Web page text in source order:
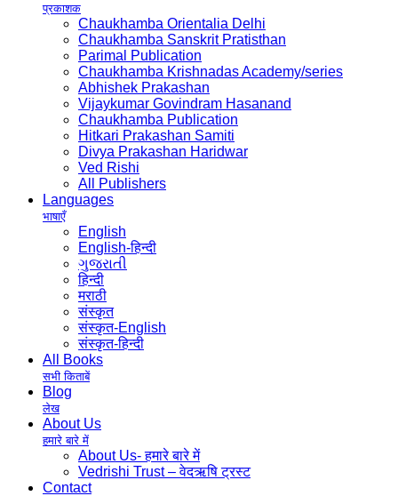
प्रकाशक
Chaukhamba Orientalia Delhi
Chaukhamba Sanskrit Pratisthan
Parimal Publication
Chaukhamba Krishnadas Academy/series
Abhishek Prakashan
Vijaykumar Govindram Hasanand
Chaukhamba Publication
Hitkari Prakashan Samiti
Divya Prakashan Haridwar
Ved Rishi
All Publishers
Languages
भाषाएँ
English
English-हिन्दी
ગુજરાતી
हिन्दी
मराठी
संस्कृत
संस्कृत-English
संस्कृत-हिन्दी
All Books
सभी किताबें
Blog
लेख
About Us
हमारे बारे में
About Us- हमारे बारे में
Vedrishi Trust – वेदऋषि ट्रस्ट
Contact